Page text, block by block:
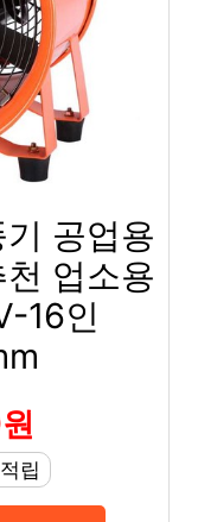
공업용
업소용
16인
립